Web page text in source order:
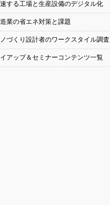
する工場と生産設備のデジタル化
業の省エネ対策と課題
づくり設計者のワークスタイル調査
アップ＆セミナーコンテンツ一覧